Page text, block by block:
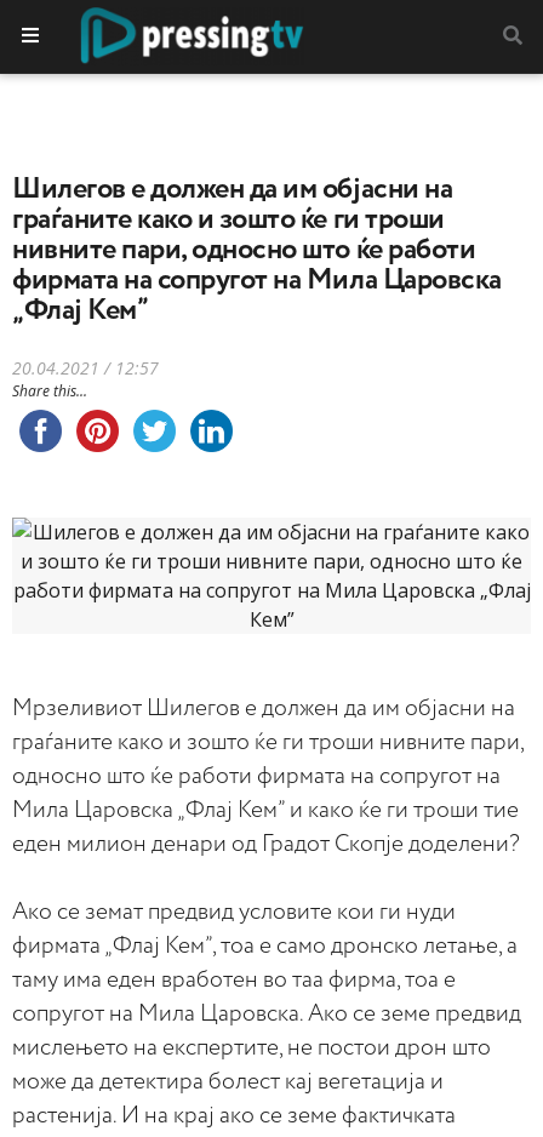
Шилегов е должен да им објасни на
граѓаните како и зошто ќе ги троши
нивните пари, односно што ќе работи
фирмата на сопругот на Мила Царовска
„Флај Кем”
20.04.2021 / 12:57
Share this...
Мрзеливиот Шилегов е должен да им објасни на
граѓаните како и зошто ќе ги троши нивните пари,
односно што ќе работи фирмата на сопругот на
Мила Царовска „Флај Кем” и како ќе ги троши тие
еден милион денари од Градот Скопје доделени?
Ако се земат предвид условите кои ги нуди
фирмата „Флај Кем”, тоа е само дронско летање, а
таму има еден вработен во таа фирма, тоа е
сопругот на Мила Царовска. Ако се земе предвид
мислењето на експертите, не постои дрон што
може да детектира болест кај вегетација и
растенија. И на крај ако се земе фактичката